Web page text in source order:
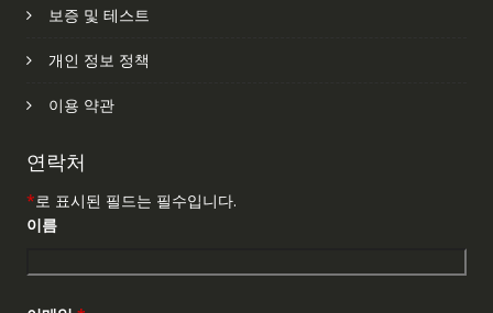
보증 및 테스트
개인 정보 정책
이용 약관
연락처
*로 표시된 필드는 필수입니다.
이름